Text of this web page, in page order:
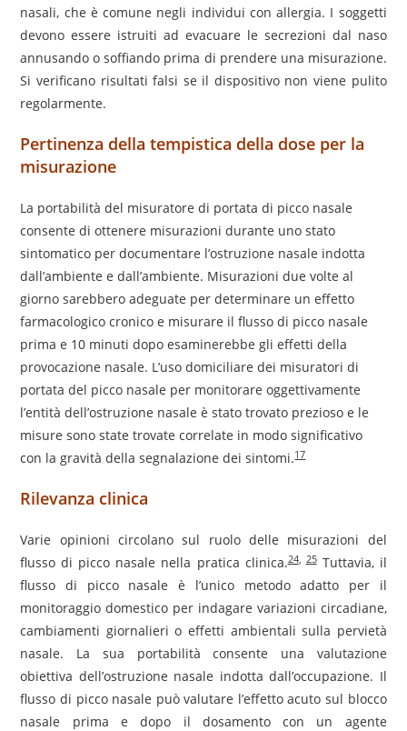
nasali, che è comune negli individui con allergia. I soggetti
devono essere istruiti ad evacuare le secrezioni dal naso
annusando o soffiando prima di prendere una misurazione.
Si verificano risultati falsi se il dispositivo non viene pulito
regolarmente.
Pertinenza della tempistica della dose per la
misurazione
La portabilità del misuratore di portata di picco nasale
consente di ottenere misurazioni durante uno stato
sintomatico per documentare l’ostruzione nasale indotta
dall’ambiente e dall’ambiente. Misurazioni due volte al
giorno sarebbero adeguate per determinare un effetto
farmacologico cronico e misurare il flusso di picco nasale
prima e 10 minuti dopo esaminerebbe gli effetti della
provocazione nasale. L’uso domiciliare dei misuratori di
portata del picco nasale per monitorare oggettivamente
l’entità dell’ostruzione nasale è stato trovato prezioso e le
misure sono state trovate correlate in modo significativo
con la gravità della segnalazione dei sintomi.17
Rilevanza clinica
Varie opinioni circolano sul ruolo delle misurazioni del
flusso di picco nasale nella pratica clinica.24, 25Tuttavia, il
flusso di picco nasale è l’unico metodo adatto per il
monitoraggio domestico per indagare variazioni circadiane,
cambiamenti giornalieri o effetti ambientali sulla pervietà
nasale. La sua portabilità consente una valutazione
obiettiva dell’ostruzione nasale indotta dall’occupazione. Il
flusso di picco nasale può valutare l’effetto acuto sul blocco
nasale prima e dopo il dosamento con un agente